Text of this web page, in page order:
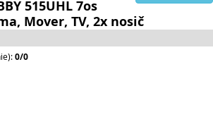
515UHL 7os
Mover, TV, 2x nosič
0/0